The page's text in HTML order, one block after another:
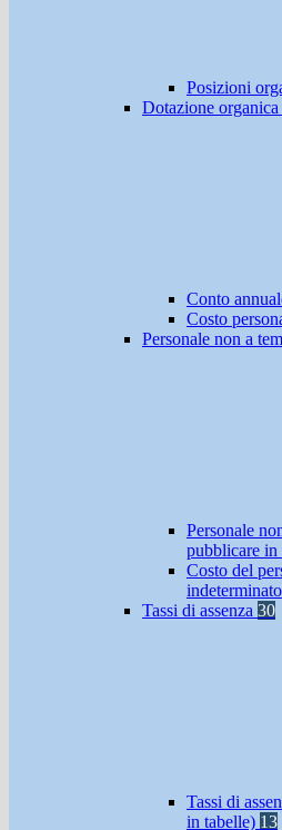
Posizioni
Dotazione organica
Conto
Costo
Personale non a
Personale
pubblicare in
Costo del
Tassi di assenza 30
Tassi di
in tabelle) 13